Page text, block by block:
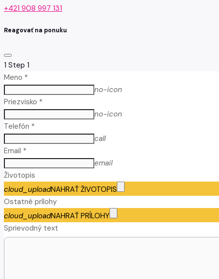
+421 908 997 131
Reagovať na ponuku
1 Step 1
Meno *
no-icon
Priezvisko *
no-icon
Telefón *
call
Email *
email
Životopis
cloud_uploadNAHRAŤ ŽIVOTOPIS
Ostatné prílohy
cloud_uploadNAHRAŤ PRÍLOHY
Sprievodný text